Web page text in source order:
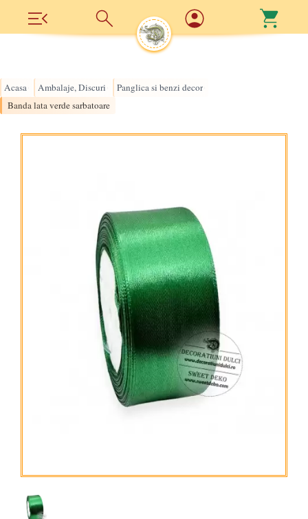
Acasa Ambalaje, Discuri Panglica si benzi decor
Banda lata verde sarbatoare